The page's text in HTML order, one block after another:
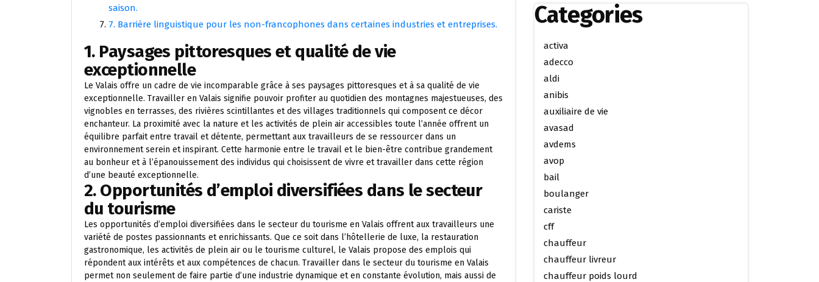
saison.
7. Barrière linguistique pour les non-francophones dans certaines industries et entreprises.
1. Paysages pittoresques et qualité de vie
exceptionnelle
Le Valais offre un cadre de vie incomparable grâce à ses paysages pittoresques et à sa qualité de vie
exceptionnelle. Travailler en Valais signifie pouvoir profiter au quotidien des montagnes majestueuses, des
vignobles en terrasses, des rivières scintillantes et des villages traditionnels qui composent ce décor
enchanteur. La proximité avec la nature et les activités de plein air accessibles toute l’année offrent un
équilibre parfait entre travail et détente, permettant aux travailleurs de se ressourcer dans un
environnement serein et inspirant. Cette harmonie entre le travail et le bien-être contribue grandement
au bonheur et à l’épanouissement des individus qui choisissent de vivre et travailler dans cette région
d’une beauté exceptionnelle.
2. Opportunités d’emploi diversifiées dans le secteur
du tourisme
Les opportunités d’emploi diversifiées dans le secteur du tourisme en Valais offrent aux travailleurs une
variété de postes passionnants et enrichissants. Que ce soit dans l’hôtellerie de luxe, la restauration
gastronomique, les activités de plein air ou le tourisme culturel, le Valais propose des emplois qui
répondent aux intérêts et aux compétences de chacun. Travailler dans le secteur du tourisme en Valais
permet non seulement de faire partie d’une industrie dynamique et en constante évolution, mais aussi de
Categories
activa
adecco
aldi
anibis
auxiliaire de vie
avasad
avdems
avop
bail
boulanger
cariste
cff
chauffeur
chauffeur livreur
chauffeur poids lourd